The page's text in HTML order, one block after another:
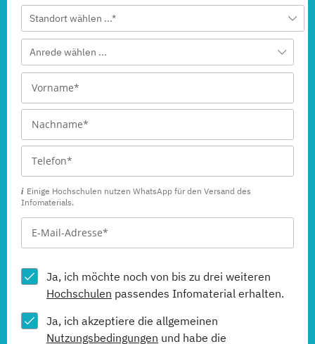
Standort wählen ...*
Anrede wählen ...
Einige Hochschulen nutzen WhatsApp für den Versand des
Infomaterials.
Ja, ich möchte noch von bis zu drei weiteren
Hochschulen passendes Infomaterial erhalten.
Ja, ich akzeptiere die allgemeinen
Nutzungsbedingungen und habe die